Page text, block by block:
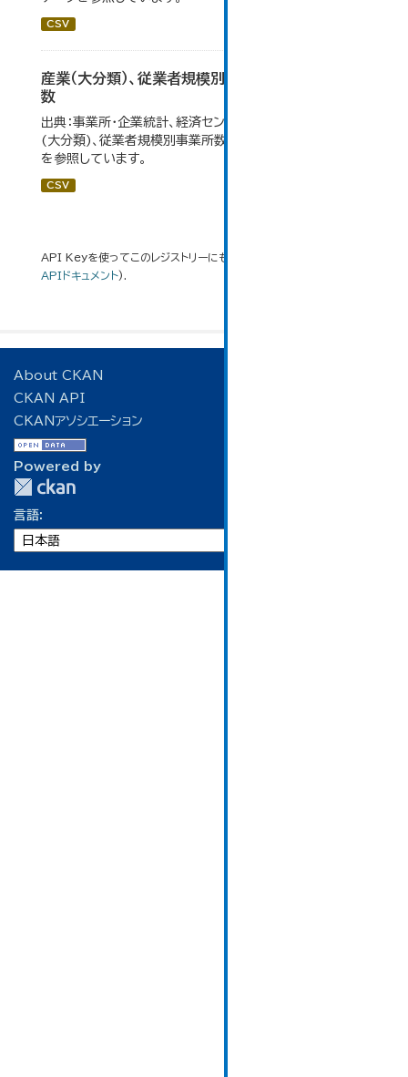
CSV
産業（大分類）、従業者規模別事業所数及び従業者
数
出典：事業所・企業統計、経済センサス。大仙市の統計「産業
(大分類)、従業者規模別事業所数及び従業者数」のデータ
を参照しています。
CSV
API Keyを使ってこのレジストリーにもアクセス可能です
APIドキュメント).
About CKAN
CKAN API
CKANアソシエーション
Powered by
言語